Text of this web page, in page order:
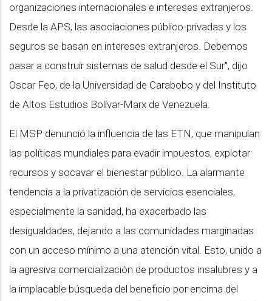
organizaciones internacionales e intereses extranjeros.
Desde la APS, las asociaciones público-privadas y los
seguros se basan en intereses extranjeros. Debemos
pasar a construir sistemas de salud desde el Sur", dijo
Oscar Feo, de la Universidad de Carabobo y del Instituto
de Altos Estudios Bolívar-Marx de Venezuela.
El MSP denunció la influencia de las ETN, que manipulan
las políticas mundiales para evadir impuestos, explotar
recursos y socavar el bienestar público. La alarmante
tendencia a la privatización de servicios esenciales,
especialmente la sanidad, ha exacerbado las
desigualdades, dejando a las comunidades marginadas
con un acceso mínimo a una atención vital. Esto, unido a
la agresiva comercialización de productos insalubres y a
la implacable búsqueda del beneficio por encima del